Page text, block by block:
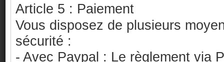
Article 5 : Paiement
Vous disposez de plusieurs
sécurité :
- Avec Paypal : Le règlement via